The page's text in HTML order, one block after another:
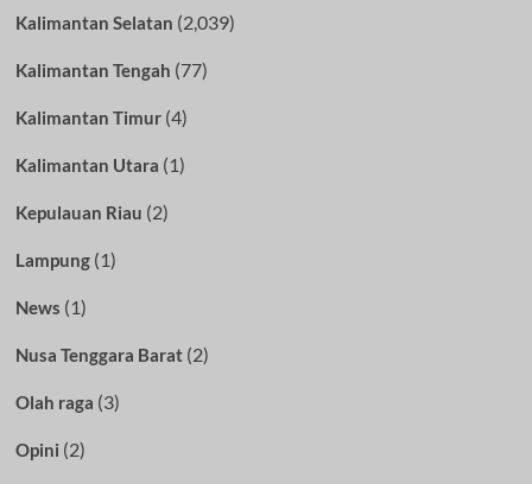
Kalimantan Selatan (2,039)
Kalimantan Tengah (77)
Kalimantan Timur(4)
Kalimantan Utara (1)
Kepulauan Riau (2)
Lampung(1)
News (1)
Nusa Tenggara Barat(2)
Olah raga (3)
Opini (2)